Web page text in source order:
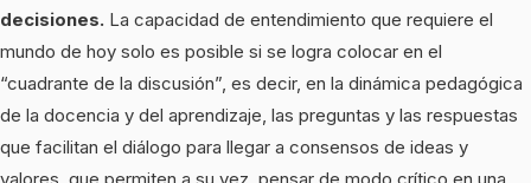
decisiones. La capacidad de entendimiento que requiere el
mundo de hoy solo es posible si se logra colocar en el
“cuadrante de la discusión”, es decir, en la dinámica pedagógica
de la docencia y del aprendizaje, las preguntas y las respuestas
que facilitan el diálogo para llegar a consensos de ideas y